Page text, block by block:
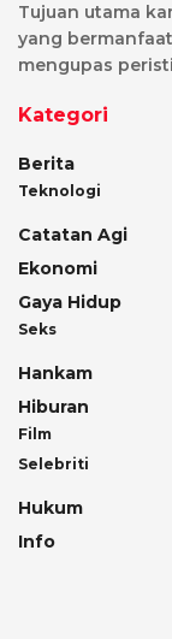
Tujuan utama
yang
mengupas
Kategori
Berita
Teknologi
Catatan Agi
Ekonomi
Gaya Hidup
Seks
Hankam
Hiburan
Film
Selebriti
Hukum
Info